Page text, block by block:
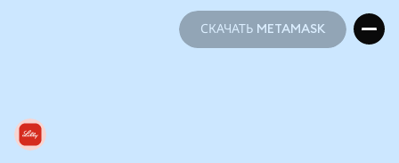
СКАЧАТЬ METAMASK